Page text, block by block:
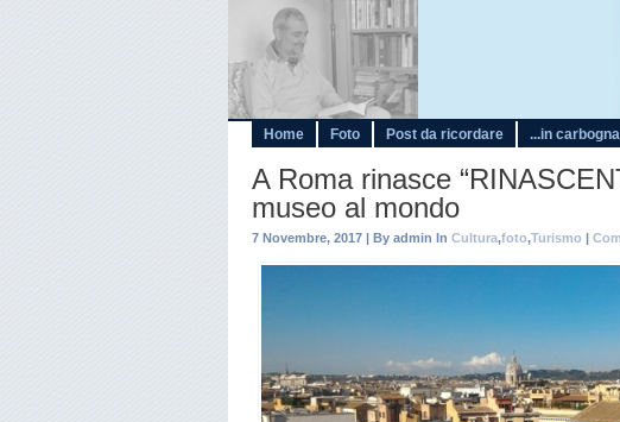
Home Foto Post da ricordare ...in
A Roma rinasce
museo al mondo
7 Novembre, 2017 | By admin In Cultura,foto,Turismo |